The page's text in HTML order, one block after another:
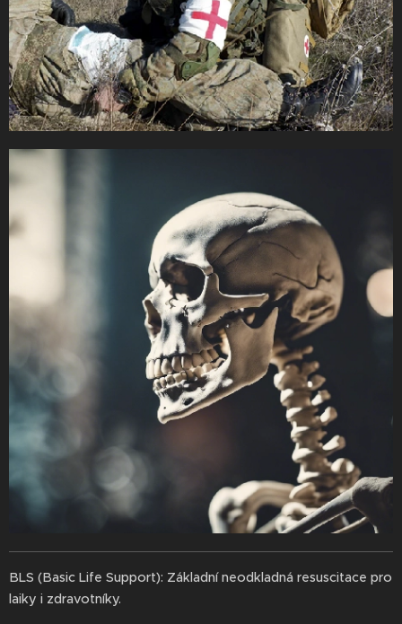
BLS (Basic Life Support): Základní neodkladná resuscitace pro
laiky i zdravotníky.